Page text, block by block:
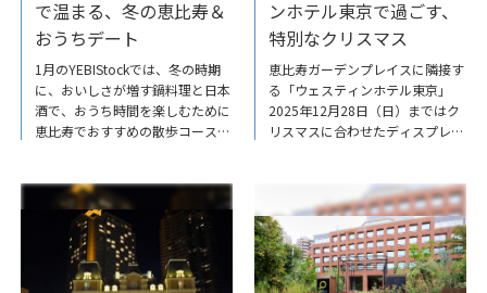
で温まる、冬の恵比寿＆
おうちデート
1月のYEBIStockでは、冬の時期
に、おいしさが増す鍋料理と日本
酒で、おうち時間を楽しむために
恵比寿でおすすめの散歩コースを
温まる、冬の恵比寿＆おうちデー
ンホテル東京で過ごす、
特別なクリスマス
恵比寿ガーデンプレイスに隣接す
る「ウェスティンホテル東京」
2025年12月28日（日）まではク
リスマスに合わせたディスプレイ
らではの特別メニューやイベント
を満喫してみてはいかが。公開記
事はこちらYEBIStock～ウェステ
ィンホテル東京で過ごす、特別な
クリスマス